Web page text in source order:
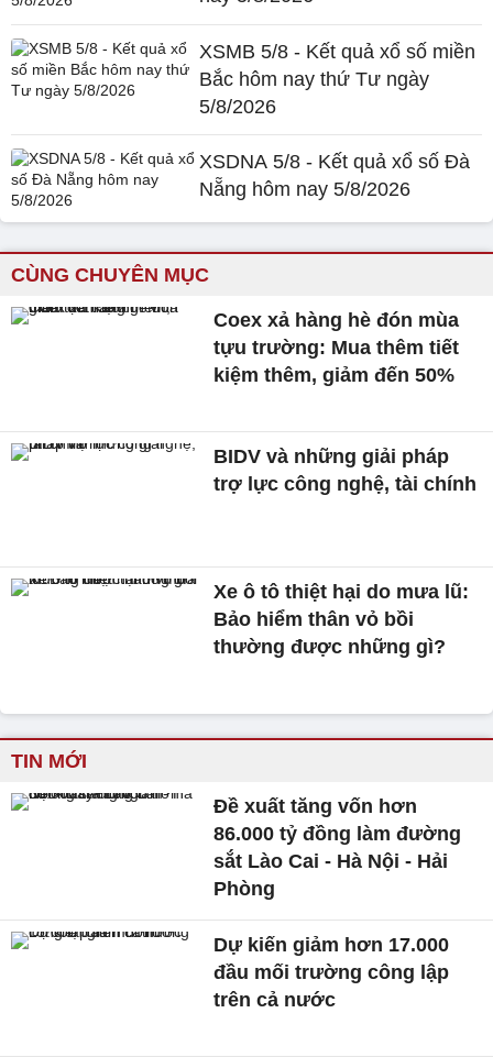
XSMB 5/8 - Kết quả xổ số miền
Bắc hôm nay thứ Tư ngày
5/8/2026
XSDNA 5/8 - Kết quả xổ số Đà
Nẵng hôm nay 5/8/2026
CÙNG CHUYÊN MỤC
Coex xả hàng hè đón mùa
tựu trường: Mua thêm tiết
kiệm thêm, giảm đến 50%
BIDV và những giải pháp
trợ lực công nghệ, tài chính
Xe ô tô thiệt hại do mưa lũ:
Bảo hiểm thân vỏ bồi
thường được những gì?
TIN MỚI
Đề xuất tăng vốn hơn
86.000 tỷ đồng làm đường
sắt Lào Cai - Hà Nội - Hải
Phòng
Dự kiến giảm hơn 17.000
đầu mối trường công lập
trên cả nước